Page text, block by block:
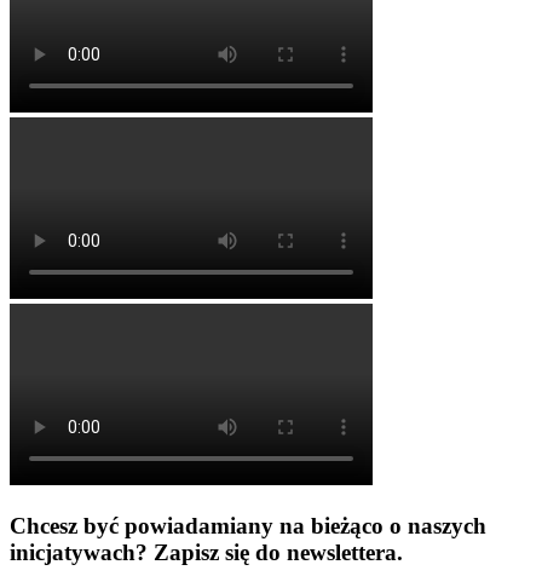
Chcesz być powiadamiany na bieżąco o naszych
inicjatywach? Zapisz się do newslettera.